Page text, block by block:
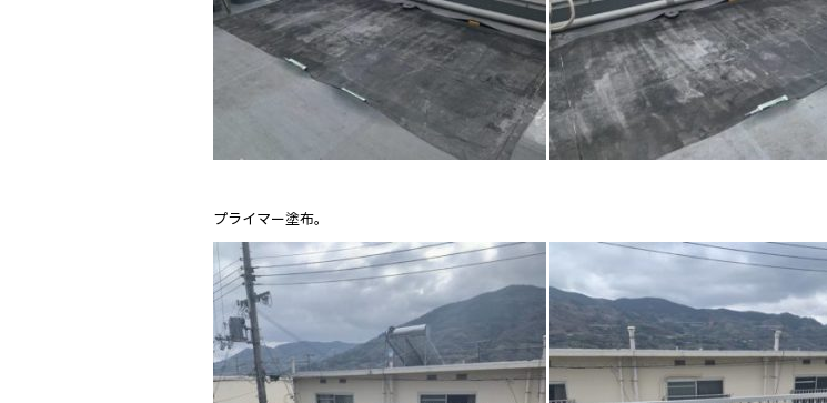
プライマー塗布。